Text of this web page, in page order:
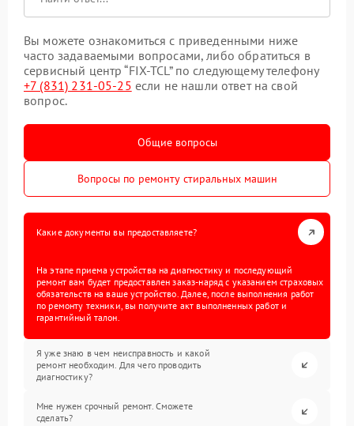
Вы можете ознакомиться с приведенными ниже
часто задаваемыми вопросами, либо обратиться в
сервисный центр “FIX-TCL” по следующему телефону
+7 (831) 231-05-25 если не нашли ответ на свой
вопрос.
Общие вопросы
Вопросы по ремонту стиральных машин
Какие документы вы предоставляете?
На этапе приема устройства на диагностику и последующий
ремонт вам будет предоставлен заказ-наряд с указанием страховых
обязательств на ваше устройство. Далее, после выполнения работ
по ремонту техники, вы получите акт выполненных работ и
гарантийный талон.
Я уже знаю в чем неисправность и какой
ремонт необходим. Для чего проводить
диагностику?
Мне нужен срочный ремонт. Сможете
сделать?